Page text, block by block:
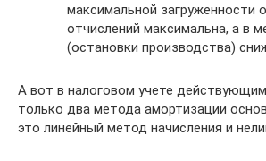
максимальной загруженности
отчислений максимальна, а в
(остановки производства)
А вот в налоговом учете
только два метода амортизации
это линейный метод начисления и